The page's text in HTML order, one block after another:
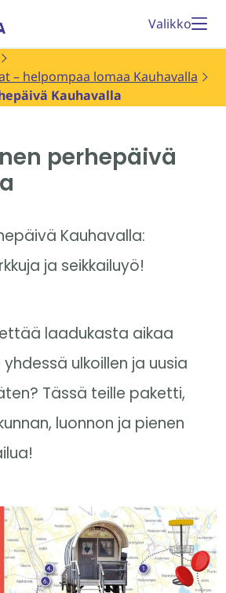
Valikko
– helpompaa lomaa Kauhavalla
Kauhavalla
perhepäivä
Kauhavalla:
ja seikkailuyö!
laadukasta aikaa
ulkoillen ja uusia
Tässä teille paketti,
luonnon ja pienen